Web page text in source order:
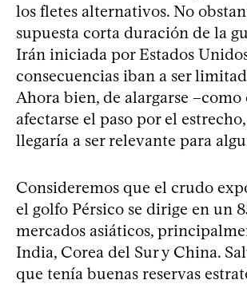
los fletes alternativos. No
supuesta corta duración de la
Irán iniciada por Estados
consecuencias iban a ser
Ahora bien, de alargarse
afectarse el paso por el
llegaría a ser relevante para
Consideremos que el crudo
el golfo Pérsico se dirige en un
mercados asiáticos,
India, Corea del Sur y China.
que tenía buenas reservas